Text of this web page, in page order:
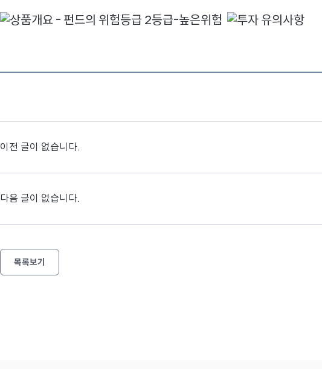
이전 글이 없습니다.
다음 글이 없습니다.
목록보기